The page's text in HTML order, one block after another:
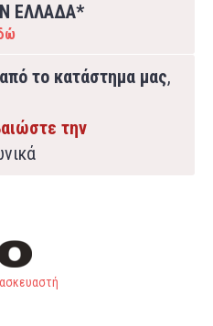
ΕΛΛΑΔΑ*
το κατάστημα μας,
την